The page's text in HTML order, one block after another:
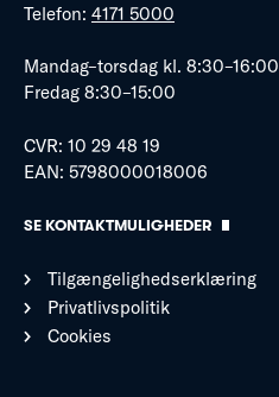
Telefon: 4171 5000
Mandag–torsdag kl. 8:30–16:00
Fredag 8:30–15:00
CVR: 10 29 48 19
EAN: 5798000018006
SE KONTAKTMULIGHEDER
Tilgængelighedserklæring
Privatlivspolitik
Cookies